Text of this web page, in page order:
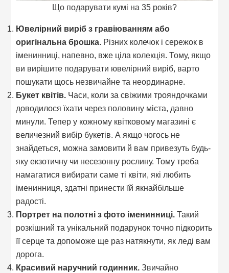
Що подарувати кумі на 35 років?
Ювелірний виріб з гравіюванням або
оригінальна брошка. Різних колечок і сережок в
іменинниці, напевно, вже ціла колекція. Тому, якщо
ви вирішите подарувати ювелірний виріб, варто
пошукати щось незвичайне та неординарне.
Букет квітів. Часи, коли за свіжими трояндочками
доводилося їхати через половину міста, давно
минули. Тепер у кожному квітковому магазині є
величезний вибір букетів. А якщо чогось не
знайдеться, можна замовити й вам привезуть будь-
яку екзотичну чи несезонну рослину. Тому треба
намагатися вибирати саме ті квіти, які любить
іменинниця, здатні принести їй якнайбільше
радості.
Портрет на полотні з фото іменинниці. Такий
розкішний та унікальний подарунок точно підкорить
її серце та допоможе ще раз натякнути, як леді вам
дорога.
Красивий наручний годинник. Звичайно